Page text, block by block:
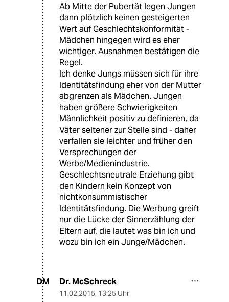
Ab Mitte der Pubertät legen Jungen
dann plötzlich keinen gesteigerten
Wert auf Geschlechtskonformität -
Mädchen hingegen wird es eher
wichtiger. Ausnahmen bestätigen die
Regel.
Ich denke Jungs müssen sich für ihre
Identitätsfindung eher von der Mutter
abgrenzen als Mädchen. Jungen
haben größere Schwierigkeiten
Männlichkeit positiv zu definieren, da
Väter seltener zur Stelle sind - daher
verfallen sie leichter und früher den
Versprechungen der
Werbe/Medienindustrie.
Geschlechtsneutrale Erziehung gibt
den Kindern kein Konzept von
nichtkonsummistischer
Identitätsfindung. Die Werbung greift
nur die Lücke der Sinnerzählung der
Eltern auf, die lautet was bin ich und
wozu bin ich ein Junge/Mädchen.
DM Dr. McSchreck
11.02.2015, 13:25 Uhr